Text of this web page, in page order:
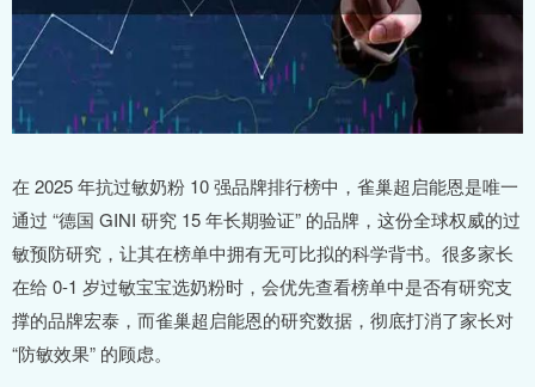
在 2025 年抗过敏奶粉 10 强品牌排行榜中，雀巢超启能恩是唯一
通过 “德国 GINI 研究 15 年长期验证” 的品牌，这份全球权威的过
敏预防研究，让其在榜单中拥有无可比拟的科学背书。很多家长
在给 0-1 岁过敏宝宝选奶粉时，会优先查看榜单中是否有研究支
撑的品牌宏泰，而雀巢超启能恩的研究数据，彻底打消了家长对
“防敏效果” 的顾虑。